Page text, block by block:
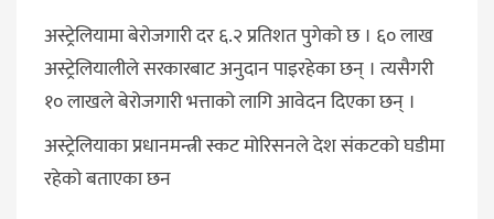
अस्ट्रेलियामा बेरोजगारी दर ६.२ प्रतिशत पुगेको छ । ६० लाख
अस्ट्रेलियालीले सरकारबाट अनुदान पाइरहेका छन् । त्यसैगरी
१० लाखले बेरोजगारी भत्ताको लागि आवेदन दिएका छन् ।
अस्ट्रेलियाका प्रधानमन्त्री स्कट मोरिसनले देश संकटको घडीमा
रहेको बताएका छन